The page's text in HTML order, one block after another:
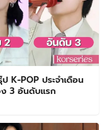
K-POP ประจำเดือน
3 อันดับแรก